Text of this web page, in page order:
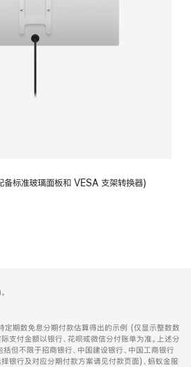
标准玻璃面板和 VESA 支架转换器)
定期数免息分期付款估算得出的示例 (仅显示整数数
支付金额以银行、花呗或微信分付账单为准。上述分
但不限于招商银行、中国建设银行、中国工商银行
银行及对应分期付款方案请见付款页面)、蚂蚁金服